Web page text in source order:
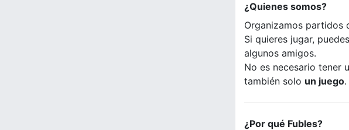
¿Quienes somos?
Organizamos partidos
Si quieres jugar,
algunos amigos.
No es necesario tener
también solo un juego.
¿Por qué Fubles?